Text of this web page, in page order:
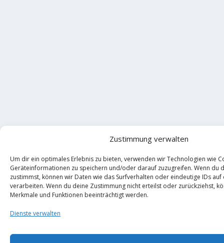
Zustimmung verwalten
Um dir ein optimales Erlebnis zu bieten, verwenden wir Technologien wie
Geräteinformationen zu speichern und/oder darauf zuzugreifen. Wenn du
zustimmst, können wir Daten wie das Surfverhalten oder eindeutige IDs
verarbeiten. Wenn du deine Zustimmung nicht erteilst oder zurückziehst,
Merkmale und Funktionen beeinträchtigt werden.
Dienste verwalten